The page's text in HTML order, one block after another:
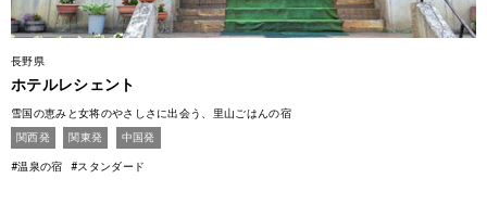
長野県
ホテルレシェント
雪国の恵みと女将のやさしさに出会う、里山ごはんの宿
関西発
関東発 中国発
#温泉の宿 #スタンダード